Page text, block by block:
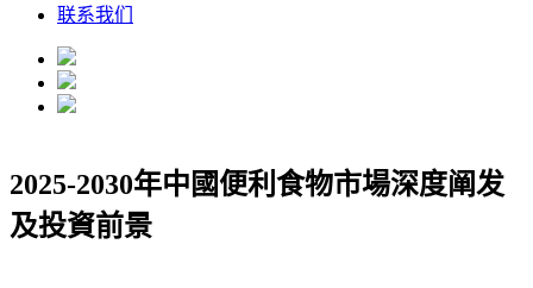
联系我们
2025-2030年中國便利食物市場深度阐发
及投資前景